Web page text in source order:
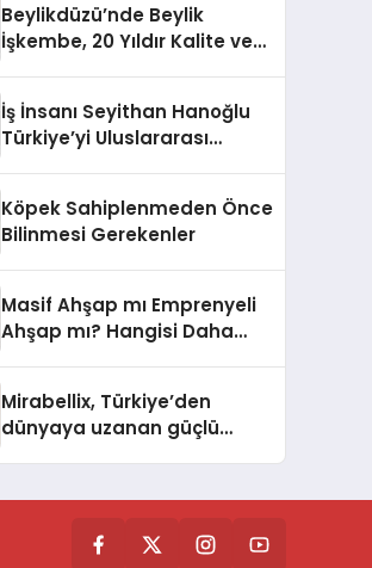
Beylikdüzü’nde Beylik
İşkembe, 20 Yıldır Kalite ve
İş İnsanı Seyithan Hanoğlu
Türkiye’yi Uluslararası
Köpek Sahiplenmeden Önce
Bilinmesi Gerekenler
Masif Ahşap mı Emprenyeli
Ahşap mı? Hangisi Daha
Mirabellix, Türkiye’den
dünyaya uzanan güçlü